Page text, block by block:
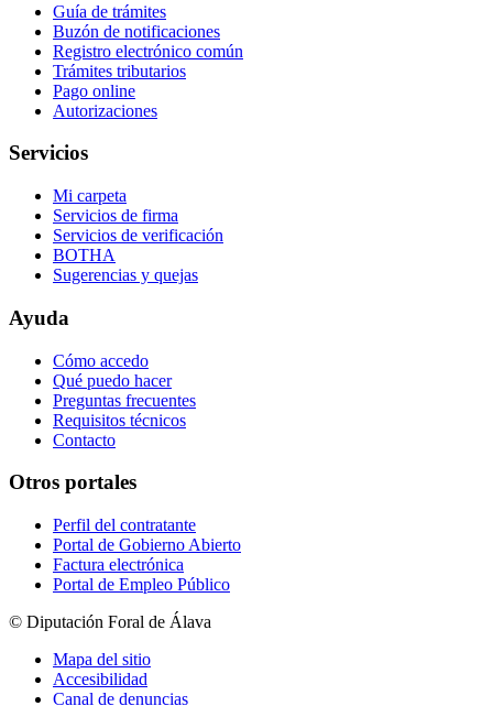
Guía de trámites
Buzón de notificaciones
Registro electrónico común
Trámites tributarios
Pago online
Autorizaciones
Servicios
Mi carpeta
Servicios de firma
Servicios de verificación
BOTHA
Sugerencias y quejas
Ayuda
Cómo accedo
Qué puedo hacer
Preguntas frecuentes
Requisitos técnicos
Contacto
Otros portales
Perfil del contratante
Portal de Gobierno Abierto
Factura electrónica
Portal de Empleo Público
© Diputación Foral de Álava
Mapa del sitio
Accesibilidad
Canal de denuncias